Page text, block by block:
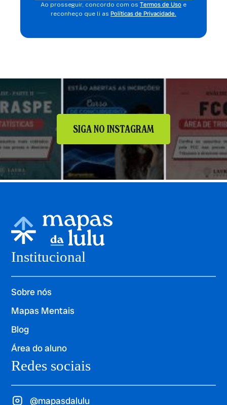
Ao prosseguir, concordo com os Termos de Uso e
reconheço que li as Políticas de Privacidade.
SIGA NO INSTAGRAM
Institucional
Sobre nós
Mapas Mentais
Blog
Área do aluno
Redes sociais
@mapasdalulu